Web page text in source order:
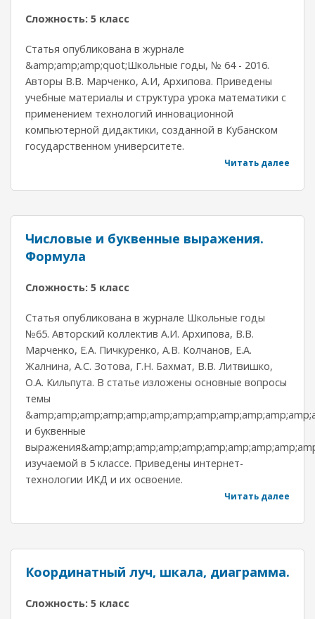
Сложность: 5 класс
Статья опубликована в журнале
&amp;amp;amp;quot;Школьные годы, № 64 - 2016.
Авторы В.В. Марченко, А.И, Архипова. Приведены
учебные материалы и структура урока математики с
применением технологий инновационной
компьютерной дидактики, созданной в Кубанском
государственном университете.
Читать далее
Числовые и буквенные выражения.
Формула
Сложность: 5 класс
Статья опубликована в журнале Школьные годы
№65. Авторский коллектив А.И. Архипова, В.В.
Марченко, Е.А. Пичкуренко, А.В. Колчанов, Е.А.
Жалнина, А.С. Зотова, Г.Н. Бахмат, В.В. Литвишко,
О.А. Кильпута. В статье изложены основные вопросы
темы
и буквенные
изучаемой в 5 классе. Приведены интернет-
технологии ИКД и их освоение.
Читать далее
Координатный луч, шкала, диаграмма.
Сложность: 5 класс